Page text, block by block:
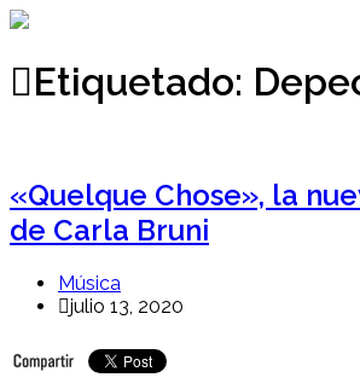
Ir
contenido
Etiquetado:
«Quelque Chose», la
de Carla Bruni
Música
julio 13, 2020